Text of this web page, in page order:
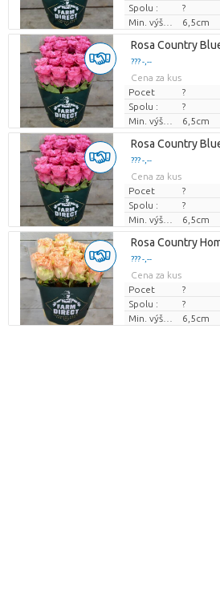
Spolu :
?
Min. výška kvetných pukov
6,5cm
Rosa Country
??? -,--
Cena za kus
Pocet
?
Spolu :
?
Min. výška kvetných pukov
6,5cm
Rosa Country
??? -,--
Cena za kus
Pocet
?
Spolu :
?
Min. výška kvetných pukov
6,5cm
Rosa Country
??? -,--
Cena za kus
Pocet
?
Spolu :
?
Min. výška kvetných pukov
6,5cm